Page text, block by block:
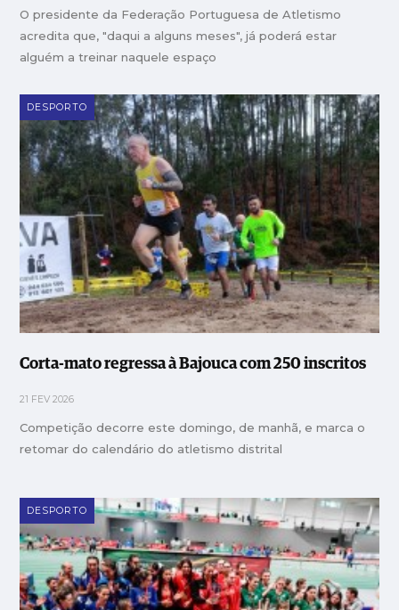
O presidente da Federação Portuguesa de Atletismo
acredita que, "daqui a alguns meses", já poderá estar
alguém a treinar naquele espaço
DESPORTO
Corta-mato regressa à Bajouca com 250 inscritos
21 FEV 2026
Competição decorre este domingo, de manhã, e marca o
retomar do calendário do atletismo distrital
DESPORTO